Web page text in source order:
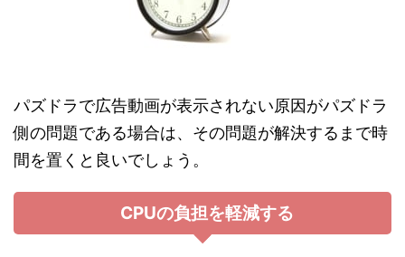
パズドラで広告動画が表示されない原因がパズドラ
側の問題である場合は、その問題が解決するまで時
間を置くと良いでしょう。
CPUの負担を軽減する